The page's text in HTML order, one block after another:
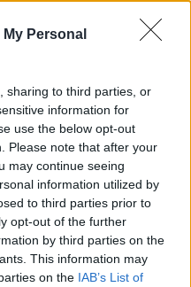
Personal
sharing to third parties, or
information for
use the below opt-out
Please note that after your
may continue seeing
information utilized by
to third parties prior to
opt-out of the further
by third parties on the
This information may
on the IAB’s List of
50 /50
2000 /2000